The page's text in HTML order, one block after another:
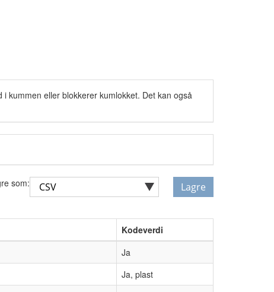
kummen eller blokkerer kumlokket. Det kan også
som: Lagre
Kodeverdi
Ja
Ja, plast